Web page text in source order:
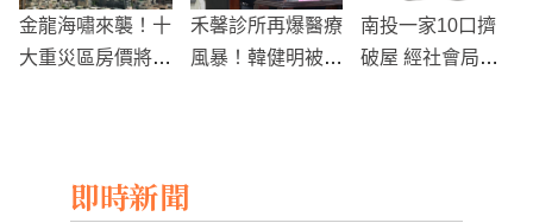
金龍海嘯來襲！十
大重災區房價將面
禾馨診所再爆醫療
風暴！韓健明被控
南投一家10口擠
破屋 經社會局一
即時新聞